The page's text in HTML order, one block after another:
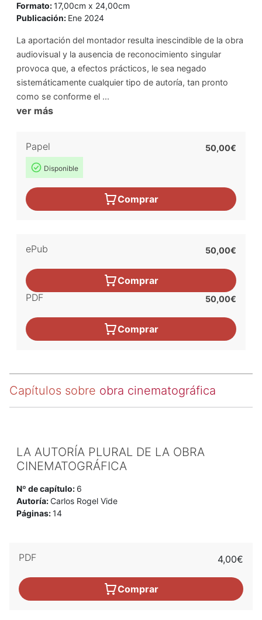
Formato:17,00cm x 24,00cm
Publicación: Ene 2024
La aportación del montador resulta inescindible de la obra
audiovisual y la ausencia de reconocimiento singular
provoca que, a efectos prácticos, le sea negado
sistemáticamente cualquier tipo de autoría, tan pronto
como se conforme el ...
ver más
Papel
Disponible
50,00€
Comprar
ePub 50,00€
Comprar
PDF
50,00€
Comprar
Capítulos sobre obra cinematográfica
LA AUTORÍA PLURAL DE LA OBRA
CINEMATOGRÁFICA
Nº de capítulo: 6
Autoría:Carlos Rogel Vide
Páginas:14
PDF 4,00€
Comprar